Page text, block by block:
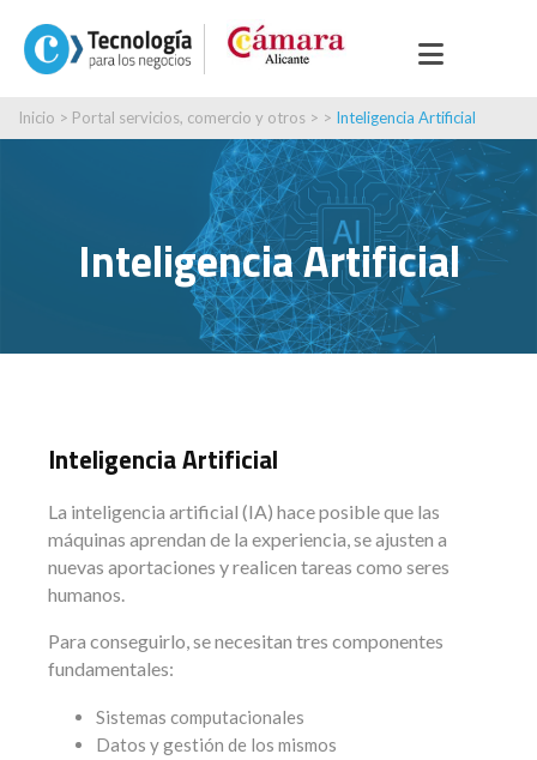
Inicio > Portal servicios, comercio y otros > > Inteligencia Artificial
Inteligencia Artificial
Inteligencia Artificial
La inteligencia artificial (IA) hace posible que las
máquinas aprendan de la experiencia, se ajusten a
nuevas aportaciones y realicen tareas como seres
humanos.
Para conseguirlo, se necesitan tres componentes
fundamentales:
Sistemas computacionales
Datos y gestión de los mismos